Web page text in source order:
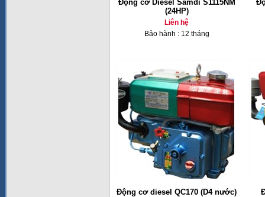
Động cơ Diesel Samdi S1115NM
(24HP)
Liên hệ
Bảo hành : 12 tháng
Động cơ diesel QC170 (D4 nước)